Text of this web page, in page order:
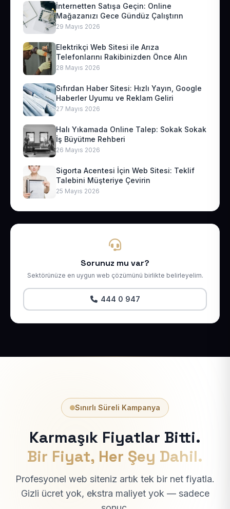
İnternetten Satışa Geçin: Online
Mağazanızı Gece Gündüz Çalıştırın
29 Mayıs 2026
Elektrikçi Web Sitesi ile Arıza
Telefonlarını Rakibinizden Önce Alın
28 Mayıs 2026
Sıfırdan Haber Sitesi: Hızlı Yayın, Google
Haberler Uyumu ve Reklam Geliri
27 Mayıs 2026
Halı Yıkamada Online Talep: Sokak Sokak
İş Büyütme Rehberi
26 Mayıs 2026
Sigorta Acentesi İçin Web Sitesi: Teklif
Talebini Müşteriye Çevirin
25 Mayıs 2026
Sorunuz mu var?
Sektörünüze en uygun web çözümünü birlikte belirleyelim.
444 0 947
Sınırlı Süreli Kampanya
Karmaşık Fiyatlar Bitti.
Bir Fiyat, Her Şey Dahil.
Profesyonel web siteniz artık tek bir net fiyatla.
Gizli ücret yok, ekstra maliyet yok — sadece